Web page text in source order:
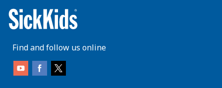
Find and follow us online